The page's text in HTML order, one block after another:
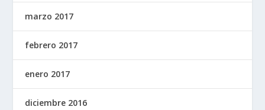
marzo 2017
febrero 2017
enero 2017
diciembre 2016